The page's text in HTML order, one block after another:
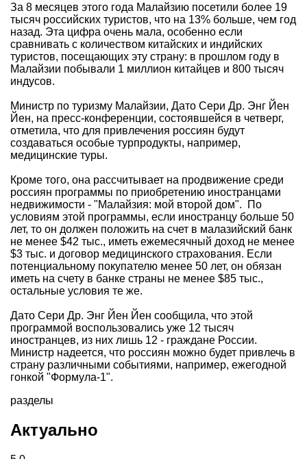
За 8 месяцев этого года Малайзию посетили более 19
тысяч российских туристов, что на 13% больше, чем год
назад. Эта цифра очень мала, особенно если
сравнивать с количеством китайских и индийских
туристов, посещающих эту страну: в прошлом году в
Малайзии побывали 1 миллион китайцев и 800 тысяч
индусов.
Министр по туризму Малайзии, Дато Сери Др. Энг Йен
Йен, на пресс-конференции, состоявшейся в четверг,
отметила, что для привлечения россиян будут
создаваться особые турпродукты, например,
медицинские туры.
Кроме того, она рассчитывает на продвижение среди
россиян программы по приобретению иностранцами
недвижимости - "Малайзия: мой второй дом". По
условиям этой программы, если иностранцу больше 50
лет, то он должен положить на счет в малазийский банк
не менее $42 тыс., иметь ежемесячный доход не менее
$3 тыс. и договор медицинского страхования. Если
потенциальному покупателю менее 50 лет, он обязан
иметь на счету в банке страны не менее $85 тыс.,
остальные условия те же.
Дато Сери Др. Энг Йен Йен сообщила, что этой
программой воспользовались уже 12 тысяч
иностранцев, из них лишь 12 - граждане России.
Министр надеется, что россиян можно будет привлечь в
страну различными событиями, например, ежегодной
гонкой "Формула-1".
разделы
Актуально